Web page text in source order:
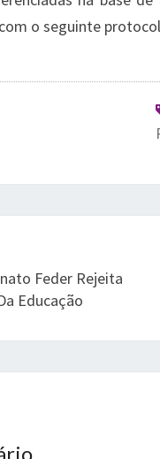
o seguinte
Feder Rejeita
Educação